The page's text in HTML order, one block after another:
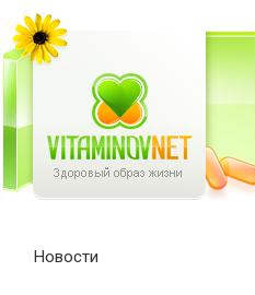
Новости